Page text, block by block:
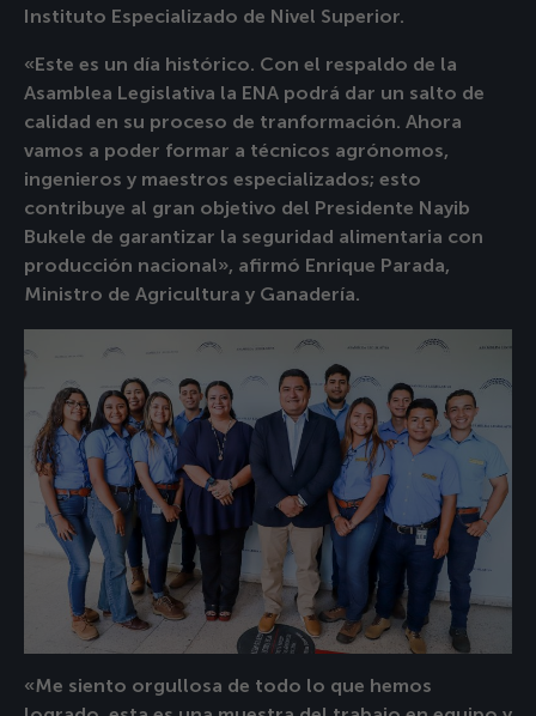
Instituto Especializado de Nivel Superior.
«Este es un día histórico. Con el respaldo de la
Asamblea Legislativa la ENA podrá dar un salto de
calidad en su proceso de tranformación. Ahora
vamos a poder formar a técnicos agrónomos,
ingenieros y maestros especializados; esto
contribuye al gran objetivo del Presidente Nayib
Bukele de garantizar la seguridad alimentaria con
producción nacional», afirmó Enrique Parada,
Ministro de Agricultura y Ganadería.
«Me siento orgullosa de todo lo que hemos